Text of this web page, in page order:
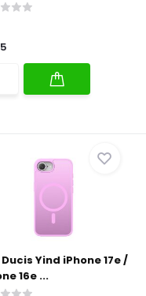
Ducis Yind iPhone 17e /
16e ...